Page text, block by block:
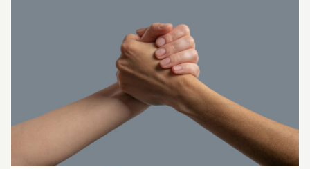
Gemeinsam stärker: Aktionen mit
Nachbarhändlern organisieren